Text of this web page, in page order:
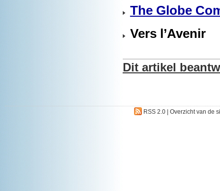
The Globe
Vers l’Avenir
Dit artikel
RSS 2.0 |Overzicht van de